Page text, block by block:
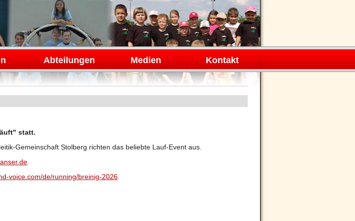
Abteilungen Medien Kontakt
statt.
Gemeinschaft Stolberg richten das beliebte Lauf-Event aus.
voice.com/de/running/breinig-2026